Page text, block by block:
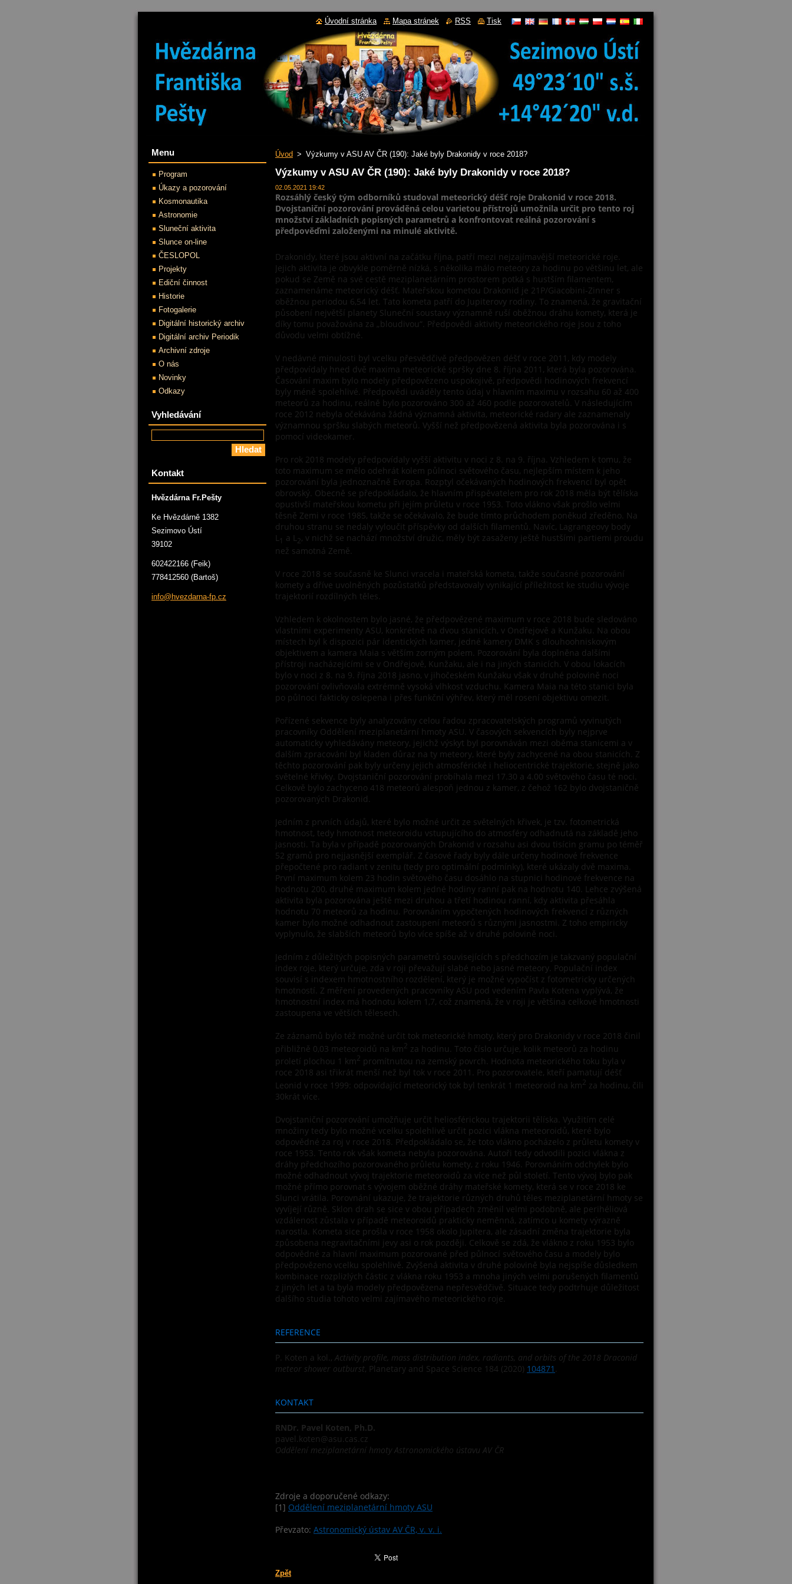
Úvod > Výzkumy v ASU AV ČR (190): Jaké byly Drakonidy v roce 2018?
Výzkumy v ASU AV ČR (190): Jaké byly Drakonidy v roce 2018?
02.05.2021 19:42
Rozsáhlý český tým odborníků studoval meteorický déšť roje Drakonid v roce 2018.
Dvojstaniční pozorování prováděná celou varietou přístrojů umožnila určit pro tento roj
množství základních popisných parametrů a konfrontovat reálná pozorování s
předpověďmi založenými na minulé aktivitě.
Drakonidy, které jsou aktivní na začátku října, patří mezi nejzajímavější meteorické roje.
Jejich aktivita je obvykle poměrně nízká, s několika málo meteory za hodinu po většinu let, ale
pokud se Země na své cestě meziplanetárním prostorem potká s hustším filamentem,
zaznamenáme meteorický déšť. Mateřskou kometou Drakonid je 21P/Giacobini-Zinner s
oběžnou periodou 6,54 let. Tato kometa patří do Jupiterovy rodiny. To znamená, že gravitační
působení největší planety Sluneční soustavy významně ruší oběžnou dráhu komety, která je
díky tomu považována za „bloudivou“. Předpovědi aktivity meteorického roje jsou z toho
důvodu velmi obtížné.
V nedávné minulosti byl vcelku přesvědčivě předpovězen déšť v roce 2011, kdy modely
předpovídaly hned dvě maxima meteorické spršky dne 8. října 2011, která byla pozorována.
Časování maxim bylo modely předpovězeno uspokojivě, předpovědi hodinových frekvencí
byly méně spolehlivé. Předpovědi uváděly tento údaj v hlavním maximu v rozsahu 60 až 400
meteorů za hodinu, reálně bylo pozorováno 300 až 460 podle pozorovatelů. V následujícím
roce 2012 nebyla očekávána žádná významná aktivita, meteorické radary ale zaznamenaly
významnou spršku slabých meteorů. Vyšší než předpovězená aktivita byla pozorována i s
pomocí videokamer.
Pro rok 2018 modely předpovídaly vyšší aktivitu v noci z 8. na 9. října. Vzhledem k tomu, že
toto maximum se mělo odehrát kolem půlnoci světového času, nejlepším místem k jeho
pozorování byla jednoznačně Evropa. Rozptyl očekávaných hodinových frekvencí byl opět
obrovský. Obecně se předpokládalo, že hlavním přispěvatelem pro rok 2018 měla být tělíska
opustivší mateřskou kometu při jejím průletu v roce 1953. Toto vlákno však prošlo velmi
těsně Zemi v roce 1985, takže se očekávalo, že bude tímto průchodem poněkud zředěno. Na
druhou stranu se nedaly vyloučit příspěvky od dalších filamentů. Navíc, Lagrangeovy body
L1 a L2, v nichž se nachází množství družic, měly být zasaženy ještě hustšími partiemi proudu
než samotná Země.
V roce 2018 se současně ke Slunci vracela i mateřská kometa, takže současné pozorování
komety a dříve uvolněných pozůstatků představovaly vynikající příležitost ke studiu vývoje
trajektorií rozdílných těles.
Vzhledem k okolnostem bylo jasné, že předpovězené maximum v roce 2018 bude sledováno
vlastními experimenty ASU, konkrétně na dvou stanicích, v Ondřejově a Kunžaku. Na obou
místech byl k dispozici pár identických kamer, jedné kamery DMK s dlouhoohniskovým
objektivem a kamera Maia s větším zorným polem. Pozorování byla doplněna dalšími
přístroji nacházejícími se v Ondřejově, Kunžaku, ale i na jiných stanicích. V obou lokacích
bylo v noci z 8. na 9. října 2018 jasno, v jihočeském Kunžaku však v druhé polovině noci
pozorování ovlivňovala extrémně vysoká vlhkost vzduchu. Kamera Maia na této stanici byla
po půlnoci fakticky oslepena i přes funkční výhřev, který měl rosení objektivu omezit.
Pořízené sekvence byly analyzovány celou řadou zpracovatelských programů vyvinutých
pracovníky Oddělení meziplanetární hmoty ASU. V časových sekvencích byly nejprve
automaticky vyhledávány meteory, jejichž výskyt byl porovnáván mezi oběma stanicemi a v
dalším zpracování byl kladen důraz na ty meteory, které byly zachycené na obou stanicích. Z
těchto pozorování pak byly určeny jejich atmosférické i heliocentrické trajektorie, stejně jako
světelné křivky. Dvojstaniční pozorování probíhala mezi 17.30 a 4.00 světového času té noci.
Celkově bylo zachyceno 418 meteorů alespoň jednou z kamer, z čehož 162 bylo dvojstaničně
pozorovaných Drakonid.
Jedním z prvních údajů, které bylo možné určit ze světelných křivek, je tzv. fotometrická
hmotnost, tedy hmotnost meteoroidu vstupujícího do atmosféry odhadnutá na základě jeho
jasnosti. Ta byla v případě pozorovaných Drakonid v rozsahu asi dvou tisícin gramu po téměř
52 gramů pro nejjasnější exemplář. Z časové řady byly dále určeny hodinové frekvence
přepočtené pro radiant v zenitu (tedy pro optimální podmínky), které ukázaly dvě maxima.
První maximum kolem 23 hodin světového času dosáhlo na stupnici hodinové frekvence na
hodnotu 200, druhé maximum kolem jedné hodiny ranní pak na hodnotu 140. Lehce zvýšená
aktivita byla pozorována ještě mezi druhou a třetí hodinou ranní, kdy aktivita přesáhla
hodnotu 70 meteorů za hodinu. Porovnáním vypočtených hodinových frekvencí z různých
kamer bylo možné odhadnout zastoupení meteorů s různými jasnostmi. Z toho empiricky
vyplynulo, že slabších meteorů bylo více spíše až v druhé polovině noci.
Jedním z důležitých popisných parametrů souvisejících s předchozím je takzvaný populační
index roje, který určuje, zda v roji převažují slabé nebo jasné meteory. Populační index
souvisí s indexem hmotnostního rozdělení, který je možné vypočíst z fotometricky určených
hmotností. Z měření provedených pracovníky ASU pod vedením Pavla Kotena vyplývá, že
hmotnostní index má hodnotu kolem 1,7, což znamená, že v roji je většina celkové hmotnosti
zastoupena ve větších tělesech.
Ze záznamů bylo též možné určit tok meteorické hmoty, který pro Drakonidy v roce 2018 činil
přibližně 0,03 meteoroidů na km 2 za hodinu. Toto číslo určuje, kolik meteorů za hodinu
proletí plochou 1 km2 promítnutou na zemský povrch. Hodnota meteorického toku byla v
roce 2018 asi třikrát menší než byl tok v roce 2011. Pro pozorovatele, kteří pamatují déšť
Leonid v roce 1999: odpovídající meteorický tok byl tenkrát 1 meteoroid na km2 za hodinu, čili
30krát více.
Dvojstaniční pozorování umožňuje určit heliosférickou trajektorii tělíska. Využitím celé
množiny tedy bylo možné vcelku spolehlivě určit pozici vlákna meteoroidů, které bylo
odpovědné za roj v roce 2018. Předpokládalo se, že toto vlákno pocházelo z průletu komety v
roce 1953. Tento rok však kometa nebyla pozorována. Autoři tedy odvodili pozici vlákna z
dráhy předchozího pozorovaného průletu komety, z roku 1946. Porovnáním odchylek bylo
možné odhadnout vývoj trajektorie meteoroidů za více než půl století. Tento vývoj bylo pak
možné přímo porovnat s vývojem oběžné dráhy mateřské komety, která se v roce 2018 ke
Slunci vrátila. Porovnání ukazuje, že trajektorie různých druhů těles meziplanetární hmoty se
vyvíjejí různě. Sklon drah se sice v obou případech změnil velmi podobně, ale perihéliová
vzdálenost zůstala v případě meteoroidů prakticky neměnná, zatímco u komety výrazně
narostla. Kometa sice prošla v roce 1958 okolo Jupitera, ale zásadní změna trajektorie byla
způsobena negravitačními jevy asi o rok později. Celkově se zdá, že vlákno z roku 1953 bylo
odpovědné za hlavní maximum pozorované před půlnocí světového času a modely bylo
předpovězeno vcelku spolehlivě. Zvýšená aktivita v druhé polovině byla nejspíše důsledkem
kombinace rozplizlých částic z vlákna roku 1953 a mnoha jiných velmi porušených filamentů
z jiných let a ta byla modely předpovězena nepřesvědčivě. Situace tedy podtrhuje důležitost
dalšího studia tohoto velmi zajímavého meteorického roje.
REFERENCE
P. Koten a kol., Activity profile, mass distribution index, radiants, and orbits of the 2018 Draconid
meteor shower outburst, Planetary and Space Science 184 (2020) 104871
KONTAKT
RNDr. Pavel Koten, Ph.D.
pavel.koten@asu.cas.cz
Oddělení meziplanetární hmoty Astronomického ústavu AV ČR
Zdroje a doporučené odkazy:
[1] Oddělení meziplanetární hmoty ASU
Převzato: Astronomický ústav AV ČR, v. v. i.
Zpět
Menu
Program
Úkazy a pozorování
Kosmonautika
Astronomie
Sluneční aktivita
Slunce on-line
ČESLOPOL
Projekty
Ediční činnost
Historie
Fotogalerie
Digitální historický archiv
Digitální archiv Periodik
Archivní zdroje
O nás
Novinky
Odkazy
Vyhledávání
Kontakt
Hvězdárna Fr.Pešty
Ke Hvězdárně 1382
Sezimovo Ústí
39102
602422166 (Feik)
778412560 (Bartoš)
info@hvezdarna-fp.cz
Úvodní stránka Mapa stránek RSS Tisk